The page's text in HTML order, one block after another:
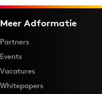
Meer Adformatie
Partners
Events
Vacatures
Whitepapers